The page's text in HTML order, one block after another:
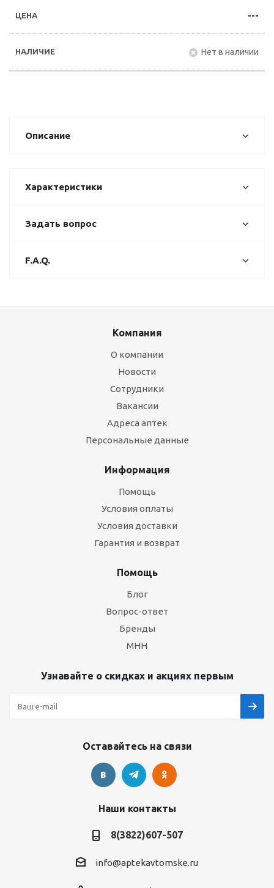
---
Нет в наличии
Описание
Характеристики
Задать вопрос
F.A.Q.
Компания
О компании
Новости
Сотрудники
Вакансии
Адреса аптек
Персональные данные
Информация
Помощь
Условия оплаты
Условия доставки
Гарантия и возврат
Помощь
Блог
Вопрос-ответ
Бренды
МНН
Узнавайте о скидках и акциях первым
Оставайтесь на связи
Наши контакты
8(3822)607-507
info@aptekavtomske.ru